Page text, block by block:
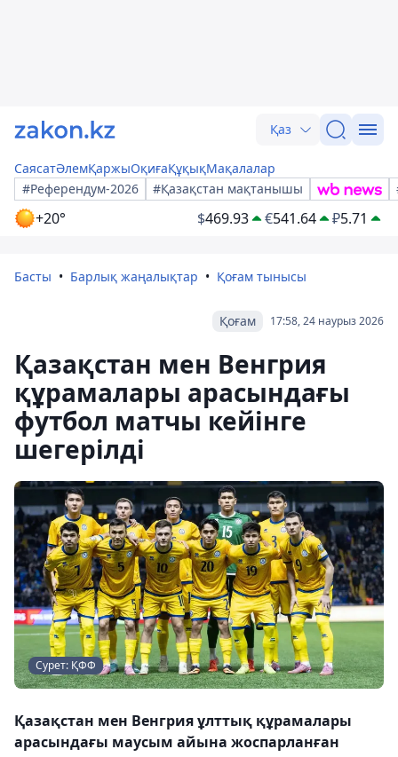
Қаз
СаясатӘлемҚаржыОқиғаҚұқықМақалалар
#Референдум-2026
#Қазақстан мақтанышы
+20° $469.93 €541.64 ₽5.71
Басты Барлық жаңалықтар Қоғам тынысы
17:58, 24 наурыз 2026
Қоғам
Қазақстан мен Венгрия
құрамалары арасындағы
футбол матчы кейінге
шегерілді
Сурет: ҚФФ
Қазақстан мен Венгрия ұлттық құрамалары
арасындағы маусым айына жоспарланған